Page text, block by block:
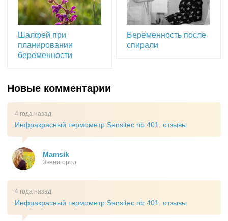
Шалфей при
планировании
беременности
Беременность после
спирали
Новые комментарии
4 года назад
Инфракрасный термометр Sensitec nb 401. отзывы
Mamsik
Звенигород
4 года назад
Инфракрасный термометр Sensitec nb 401. отзывы